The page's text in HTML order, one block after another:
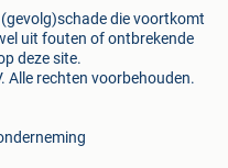
die voortkomt
uit fouten of ontbrekende
deze site.
rechten voorbehouden.